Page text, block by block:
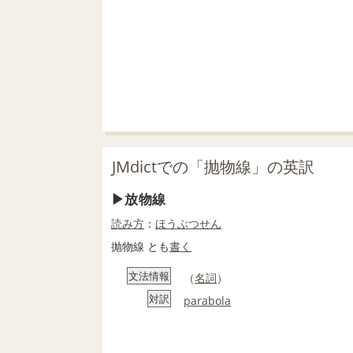
JMdictでの「抛物線」の英訳
放物線
読み方 ： ほうぶつせん
抛物線 とも書く
文法情報 （名詞）
対訳 parabola